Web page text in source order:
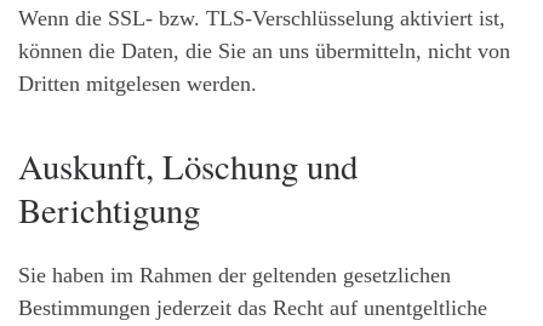
Wenn die SSL- bzw. TLS-Verschlüsselung aktiviert ist,
können die Daten, die Sie an uns übermitteln, nicht von
Dritten mitgelesen werden.
Auskunft, Löschung und
Berichtigung
Sie haben im Rahmen der geltenden gesetzlichen
Bestimmungen jederzeit das Recht auf unentgeltliche